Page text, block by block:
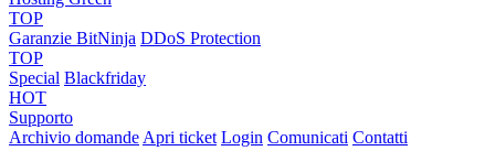
TOP
Garanzie BitNinja DDoS Protection
TOP
Special Blackfriday
HOT
Supporto
Archivio domandeApri ticket Login Comunicati Contatti